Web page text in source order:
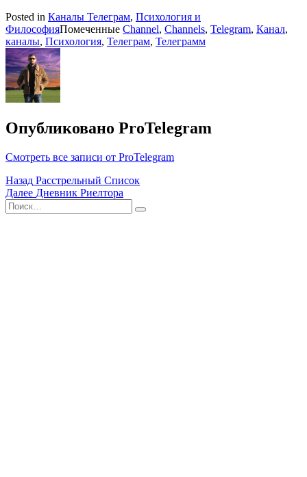
Posted in Каналы Телеграм, Психология и
ФилософияПомеченные Channel, Channels, Telegram, Канал,
каналы, Психология, Телеграм, Телеграмм
Опубликовано ProTelegram
Смотреть все записи от ProTelegram
Навигация
по
записям
Назад Расстрельный Список
Далее Дневник Риелтора
Поиск
Найти